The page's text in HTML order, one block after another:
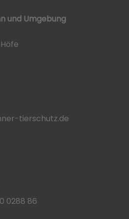
und Umgebung
tierschutz.de
0288 86